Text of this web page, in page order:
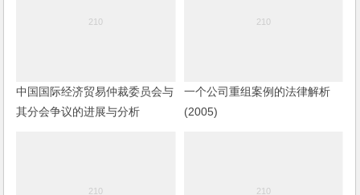
中国国际经济贸易仲裁委员会与
其分会争议的进展与分析
一个公司重组案例的法律解析
(2005)